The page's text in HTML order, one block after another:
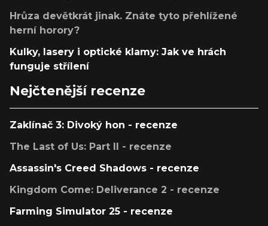
Hrůza devětkrát jinak. Znáte tyto přehlížené
herní horory?
Kulky, lasery i optické klamy: Jak ve hrách
funguje střílení
Nejčtenější recenze
Zaklínač 3: Divoký hon - recenze
The Last of Us: Part II - recenze
Assassin's Creed Shadows - recenze
Kingdom Come: Deliverance 2 - recenze
Farming Simulator 25 - recenze